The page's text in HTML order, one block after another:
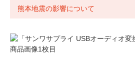
熊本地震の影響について